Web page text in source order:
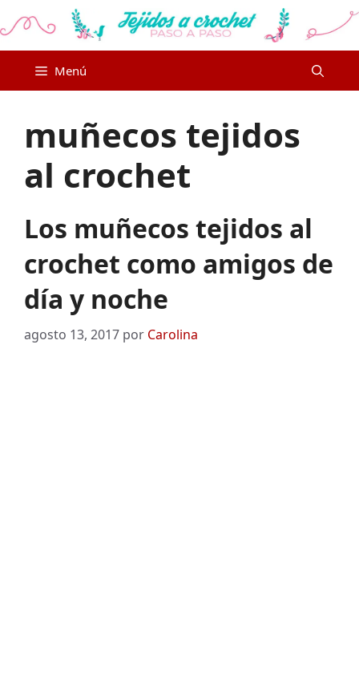
al
Menú
muñecos tejidos
al crochet
Los muñecos tejidos al
crochet como amigos de
día y noche
agosto 13, 2017 por Carolina